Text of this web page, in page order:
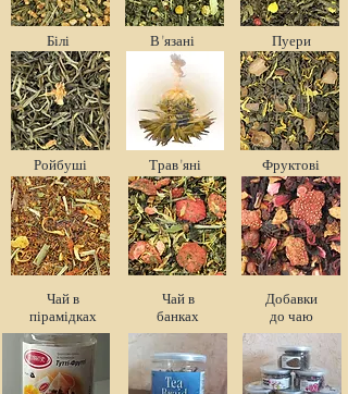
Білі
Ройбуші
В'язані
Трав'яні
Пуери
Фруктові
Чай в
пірамідках
Чай в
банках
Добавки
до чаю